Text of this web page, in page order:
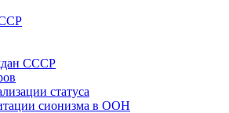
СССР
статуса
сионизма в ООН